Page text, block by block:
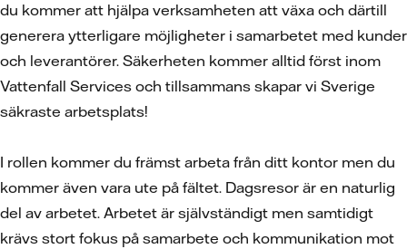
du kommer att hjälpa verksamheten att växa och därtill
generera ytterligare möjligheter i samarbetet med kunder
och leverantörer. Säkerheten kommer alltid först inom
Vattenfall Services och tillsammans skapar vi Sverige
säkraste arbetsplats!
I rollen kommer du främst arbeta från ditt kontor men du
kommer även vara ute på fältet. Dagsresor är en naturlig
del av arbetet. Arbetet är självständigt men samtidigt
krävs stort fokus på samarbete och kommunikation mot